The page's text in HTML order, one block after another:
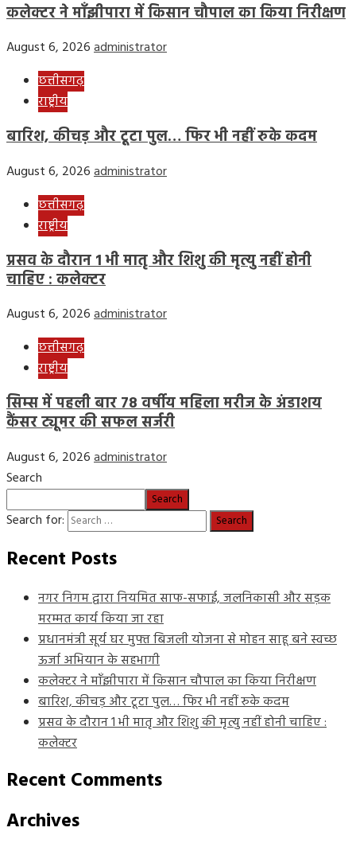
कलेक्टर ने माँझीपारा में किसान चौपाल का किया निरीक्षण
August 6, 2026administrator
छत्तीसगढ़
राष्ट्रीय
बारिश, कीचड़ और टूटा पुल… फिर भी नहीं रुके कदम
August 6, 2026administrator
छत्तीसगढ़
राष्ट्रीय
प्रसव के दौरान 1 भी मातृ और शिशु की मृत्यु नहीं होनी
चाहिए : कलेक्टर
August 6, 2026administrator
छत्तीसगढ़
राष्ट्रीय
सिम्स में पहली बार 78 वर्षीय महिला मरीज के अंडाशय
कैंसर ट्यूमर की सफल सर्जरी
August 6, 2026administrator
Search
Search
Search for:
Recent Posts
नगर निगम द्वारा नियमित साफ-सफाई, जलनिकासी और सड़क
मरम्मत कार्य किया जा रहा
प्रधानमंत्री सूर्य घर मुफ्त बिजली योजना से मोहन साहू बने स्वच्छ
ऊर्जा अभियान के सहभागी
कलेक्टर ने माँझीपारा में किसान चौपाल का किया निरीक्षण
बारिश, कीचड़ और टूटा पुल… फिर भी नहीं रुके कदम
प्रसव के दौरान 1 भी मातृ और शिशु की मृत्यु नहीं होनी चाहिए :
कलेक्टर
Recent Comments
Archives